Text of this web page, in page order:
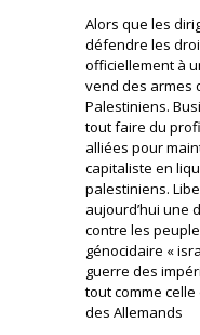
Alors que les
défendre les
officiellement à
vend des armes
Palestiniens.
tout faire du
alliées pour
capitaliste en
palestiniens.
aujourd’hui une
contre les
génocidaire «
guerre des
tout comme
des Allemands